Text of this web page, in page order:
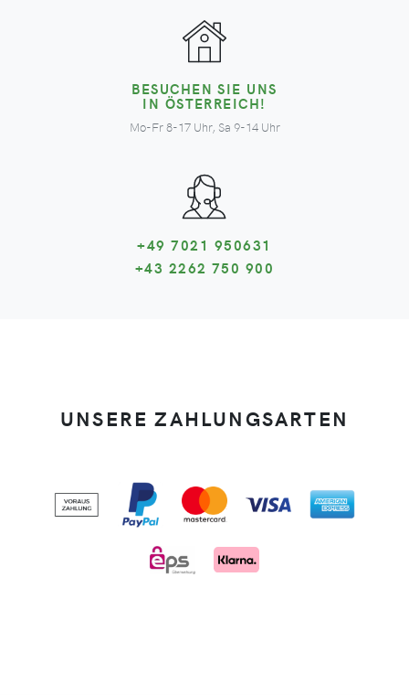
BESUCHEN SIE UNS
IN ÖSTERREICH!
Mo-Fr 8-17 Uhr, Sa 9-14 Uhr
+49 7021 950631
+43 2262 750 900
UNSERE ZAHLUNGSARTEN